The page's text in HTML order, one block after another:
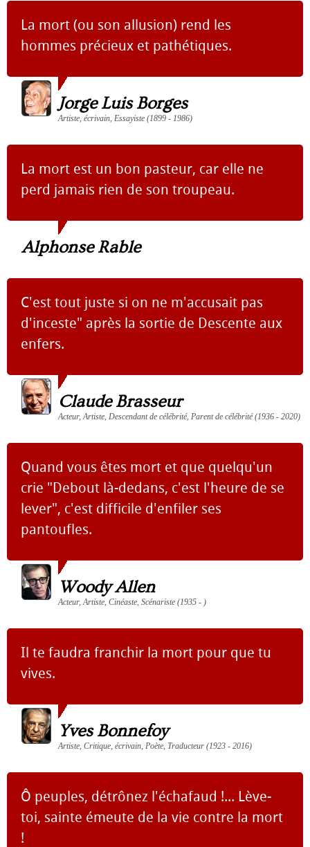
La mort (ou son allusion) rend les
hommes précieux et pathétiques.
Jorge Luis Borges
Artiste, écrivain, Essayiste (1899 - 1986)
La mort est un bon pasteur, car elle ne
perd jamais rien de son troupeau.
Alphonse Rable
C'est tout juste si on ne m'accusait pas
d'inceste" après la sortie de Descente aux
enfers.
Claude Brasseur
Acteur, Artiste, Descendant de célébrité, Parent de célébrité (1936 - 2020)
Quand vous êtes mort et que quelqu'un
crie "Debout là-dedans, c'est l'heure de se
lever", c'est difficile d'enfiler ses
pantoufles.
Woody Allen
Acteur, Artiste, Cinéaste, Scénariste (1935 - )
Il te faudra franchir la mort pour que tu
vives.
Yves Bonnefoy
Artiste, Critique, écrivain, Poète, Traducteur (1923 - 2016)
Ô peuples, détrônez l'échafaud !... Lève-
toi, sainte émeute de la vie contre la mort
!